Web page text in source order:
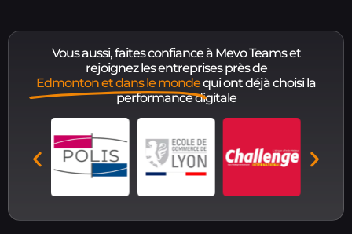
Vous aussi, faites confiance à Mevo Teams et
rejoignez les entreprises près de
Edmonton et dans le mondequi ont déjà choisi la
performance digitale